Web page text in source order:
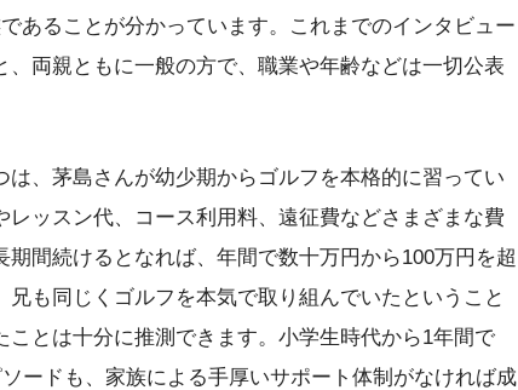
あることが分かっています。これまでのインタビュー
両親ともに一般の方で、職業や年齢などは一切公表
、茅島さんが幼少期からゴルフを本格的に習ってい
ッスン代、コース利用料、遠征費などさまざまな費
間続けるとなれば、年間で数十万円から100万円を超
も同じくゴルフを本気で取り組んでいたということ
とは十分に推測できます。小学生時代から1年間で
ードも、家族による手厚いサポート体制がなければ成